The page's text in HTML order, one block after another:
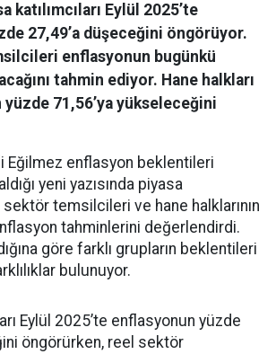
katılımcıları Eylül 2025’te
27,49’a düşeceğini öngörüyor.
enflasyonun bugünkü
tahmin ediyor. Hane halkları
71,56’ya yükseleceğini
Eğilmez enflasyon beklentileri
yeni yazısında piyasa
sektör temsilcileri ve hane halklarının
tahminlerini değerlendirdi.
göre farklı grupların beklentileri
bulunuyor.
Eylül 2025’te enflasyonun yüzde
öngörürken, reel sektör